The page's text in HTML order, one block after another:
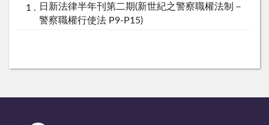
日新法律半年刊第二期(新世紀之警察職權法制－
警察職權行使法 P9-P15)